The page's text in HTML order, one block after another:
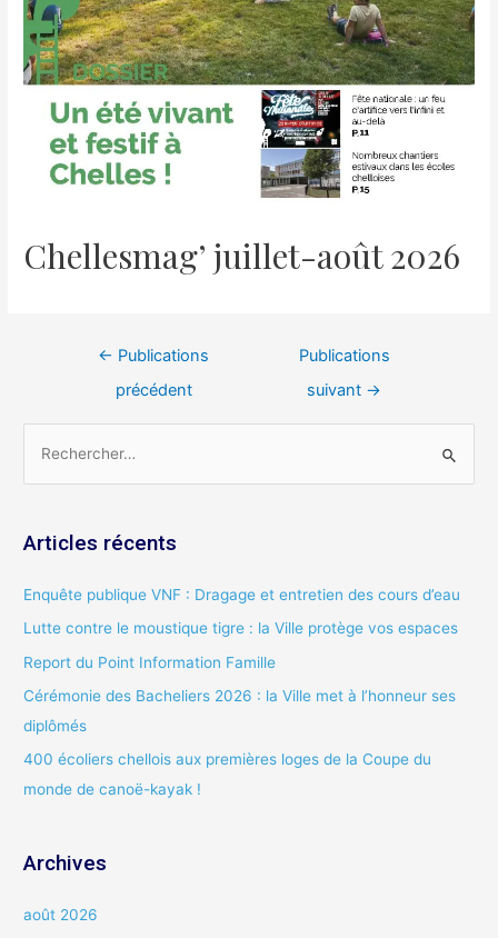
Chellesmag’ juillet-août 2026
← Publications
précédent
Publications
suivant →
e
h
c
h
e
r
:
Articles récents
Enquête publique VNF : Dragage et entretien des cours d’eau
Lutte contre le moustique tigre : la Ville protège vos espaces
Report du Point Information Famille
Cérémonie des Bacheliers 2026 : la Ville met à l’honneur ses
diplômés
400 écoliers chellois aux premières loges de la Coupe du
monde de canoë-kayak !
Archives
août 2026